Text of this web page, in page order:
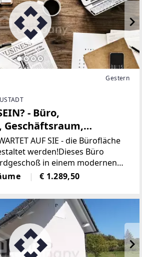
Gestern
- Büro,
Geschäftsraum,
AUF SIE - die Bürofläche
werden!Dieses Büro
in einem modernen
wurde 2018 komplett
auf neuesten Stand gebracht.
€ 1.289,50